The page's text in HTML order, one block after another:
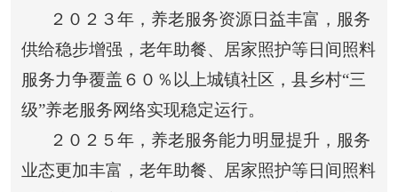
２０２３年，养老服务资源日益丰富，服务
供给稳步增强，老年助餐、居家照护等日间照料
服务力争覆盖６０％以上城镇社区，县乡村“三
级”养老服务网络实现稳定运行。
２０２５年，养老服务能力明显提升，服务
业态更加丰富，老年助餐、居家照护等日间照料